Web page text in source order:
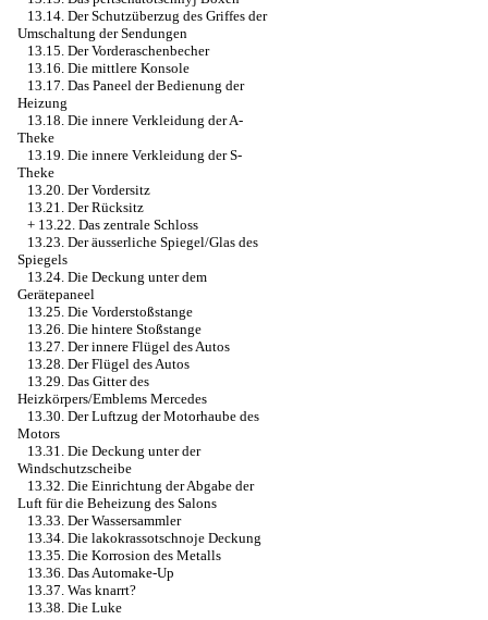
13.14. Der Schutzüberzug des Griffes der
Umschaltung der Sendungen
13.15. Der Vorderaschenbecher
13.16. Die mittlere Konsole
13.17. Das Paneel der Bedienung der
Heizung
13.18. Die innere Verkleidung der A-
Theke
13.19. Die innere Verkleidung der S-
Theke
13.20. Der Vordersitz
13.21. Der Rücksitz
+ 13.22. Das zentrale Schloss
13.23. Der äusserliche Spiegel/Glas des
Spiegels
13.24. Die Deckung unter dem
Gerätepaneel
13.25. Die Vorderstoßstange
13.26. Die hintere Stoßstange
13.27. Der innere Flügel des Autos
13.28. Der Flügel des Autos
13.29. Das Gitter des
Heizkörpers/Emblems Mercedes
13.30. Der Luftzug der Motorhaube des
Motors
13.31. Die Deckung unter der
Windschutzscheibe
13.32. Die Einrichtung der Abgabe der
Luft für die Beheizung des Salons
13.33. Der Wassersammler
13.34. Die lakokrassotschnoje Deckung
13.35. Die Korrosion des Metalls
13.36. Das Automake-Up
13.37. Was knarrt?
13.38. Die Luke